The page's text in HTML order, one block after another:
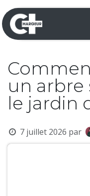
Se rendre au contenu
un arbre
le jardin
7 juillet 2026 par